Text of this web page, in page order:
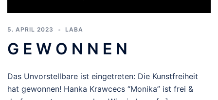
5. APRIL 2023 LABA
G E W O N N E N
Das Unvorstellbare ist eingetreten: Die Kunstfreiheit
hat gewonnen! Hanka Krawcecs “Monika” ist frei &